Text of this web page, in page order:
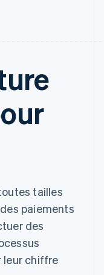
tailles
paiements
des
leur chiffre